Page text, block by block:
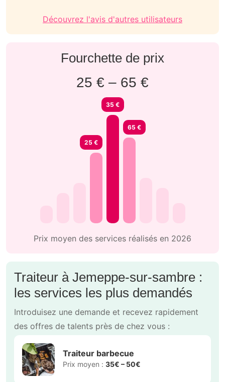
Découvrez l'avis d'autres utilisateurs
Fourchette de prix
25 € – 65 €
25 €
35 €
65 €
Prix moyen des services réalisés en 2026
Traiteur à Jemeppe-sur-sambre :
les services les plus demandés
Introduisez une demande et recevez rapidement
des offres de talents près de chez vous :
Traiteur barbecue
Prix moyen : 35€ – 50€